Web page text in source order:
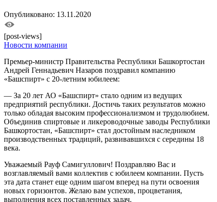
Опубликовано: 13.11.2020
[post-views]
Новости компании
Премьер-министр Правительства Республики Башкортостан
Андрей Геннадьевич Назаров поздравил компанию
«Башспирт» с 20-летним юбилеем:
— За 20 лет АО «Башспирт» стало одним из ведущих
предприятий республики. Достичь таких результатов можно
только обладая высоким профессионализмом и трудолюбием.
Объединив спиртовые и ликероводочные заводы Республики
Башкортостан, «Башспирт» стал достойным наследником
производственных традиций, развивавшихся с середины 18
века.
Уважаемый Рауф Самигуллович! Поздравляю Вас и
возглавляемый вами коллектив с юбилеем компании. Пусть
эта дата станет еще одним шагом вперед на пути освоения
новых горизонтов. Желаю вам успехов, процветания,
выполнения всех поставленных задач.